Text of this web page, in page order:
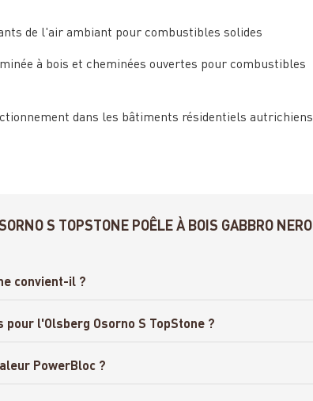
de l'air ambiant pour combustibles solides
à bois et cheminées ouvertes pour combustibles
dans les bâtiments résidentiels autrichiens
S TOPSTONE POÊLE À BOIS GABBRO NERO
convient-il ?
l'Olsberg Osorno S TopStone ?
PowerBloc ?